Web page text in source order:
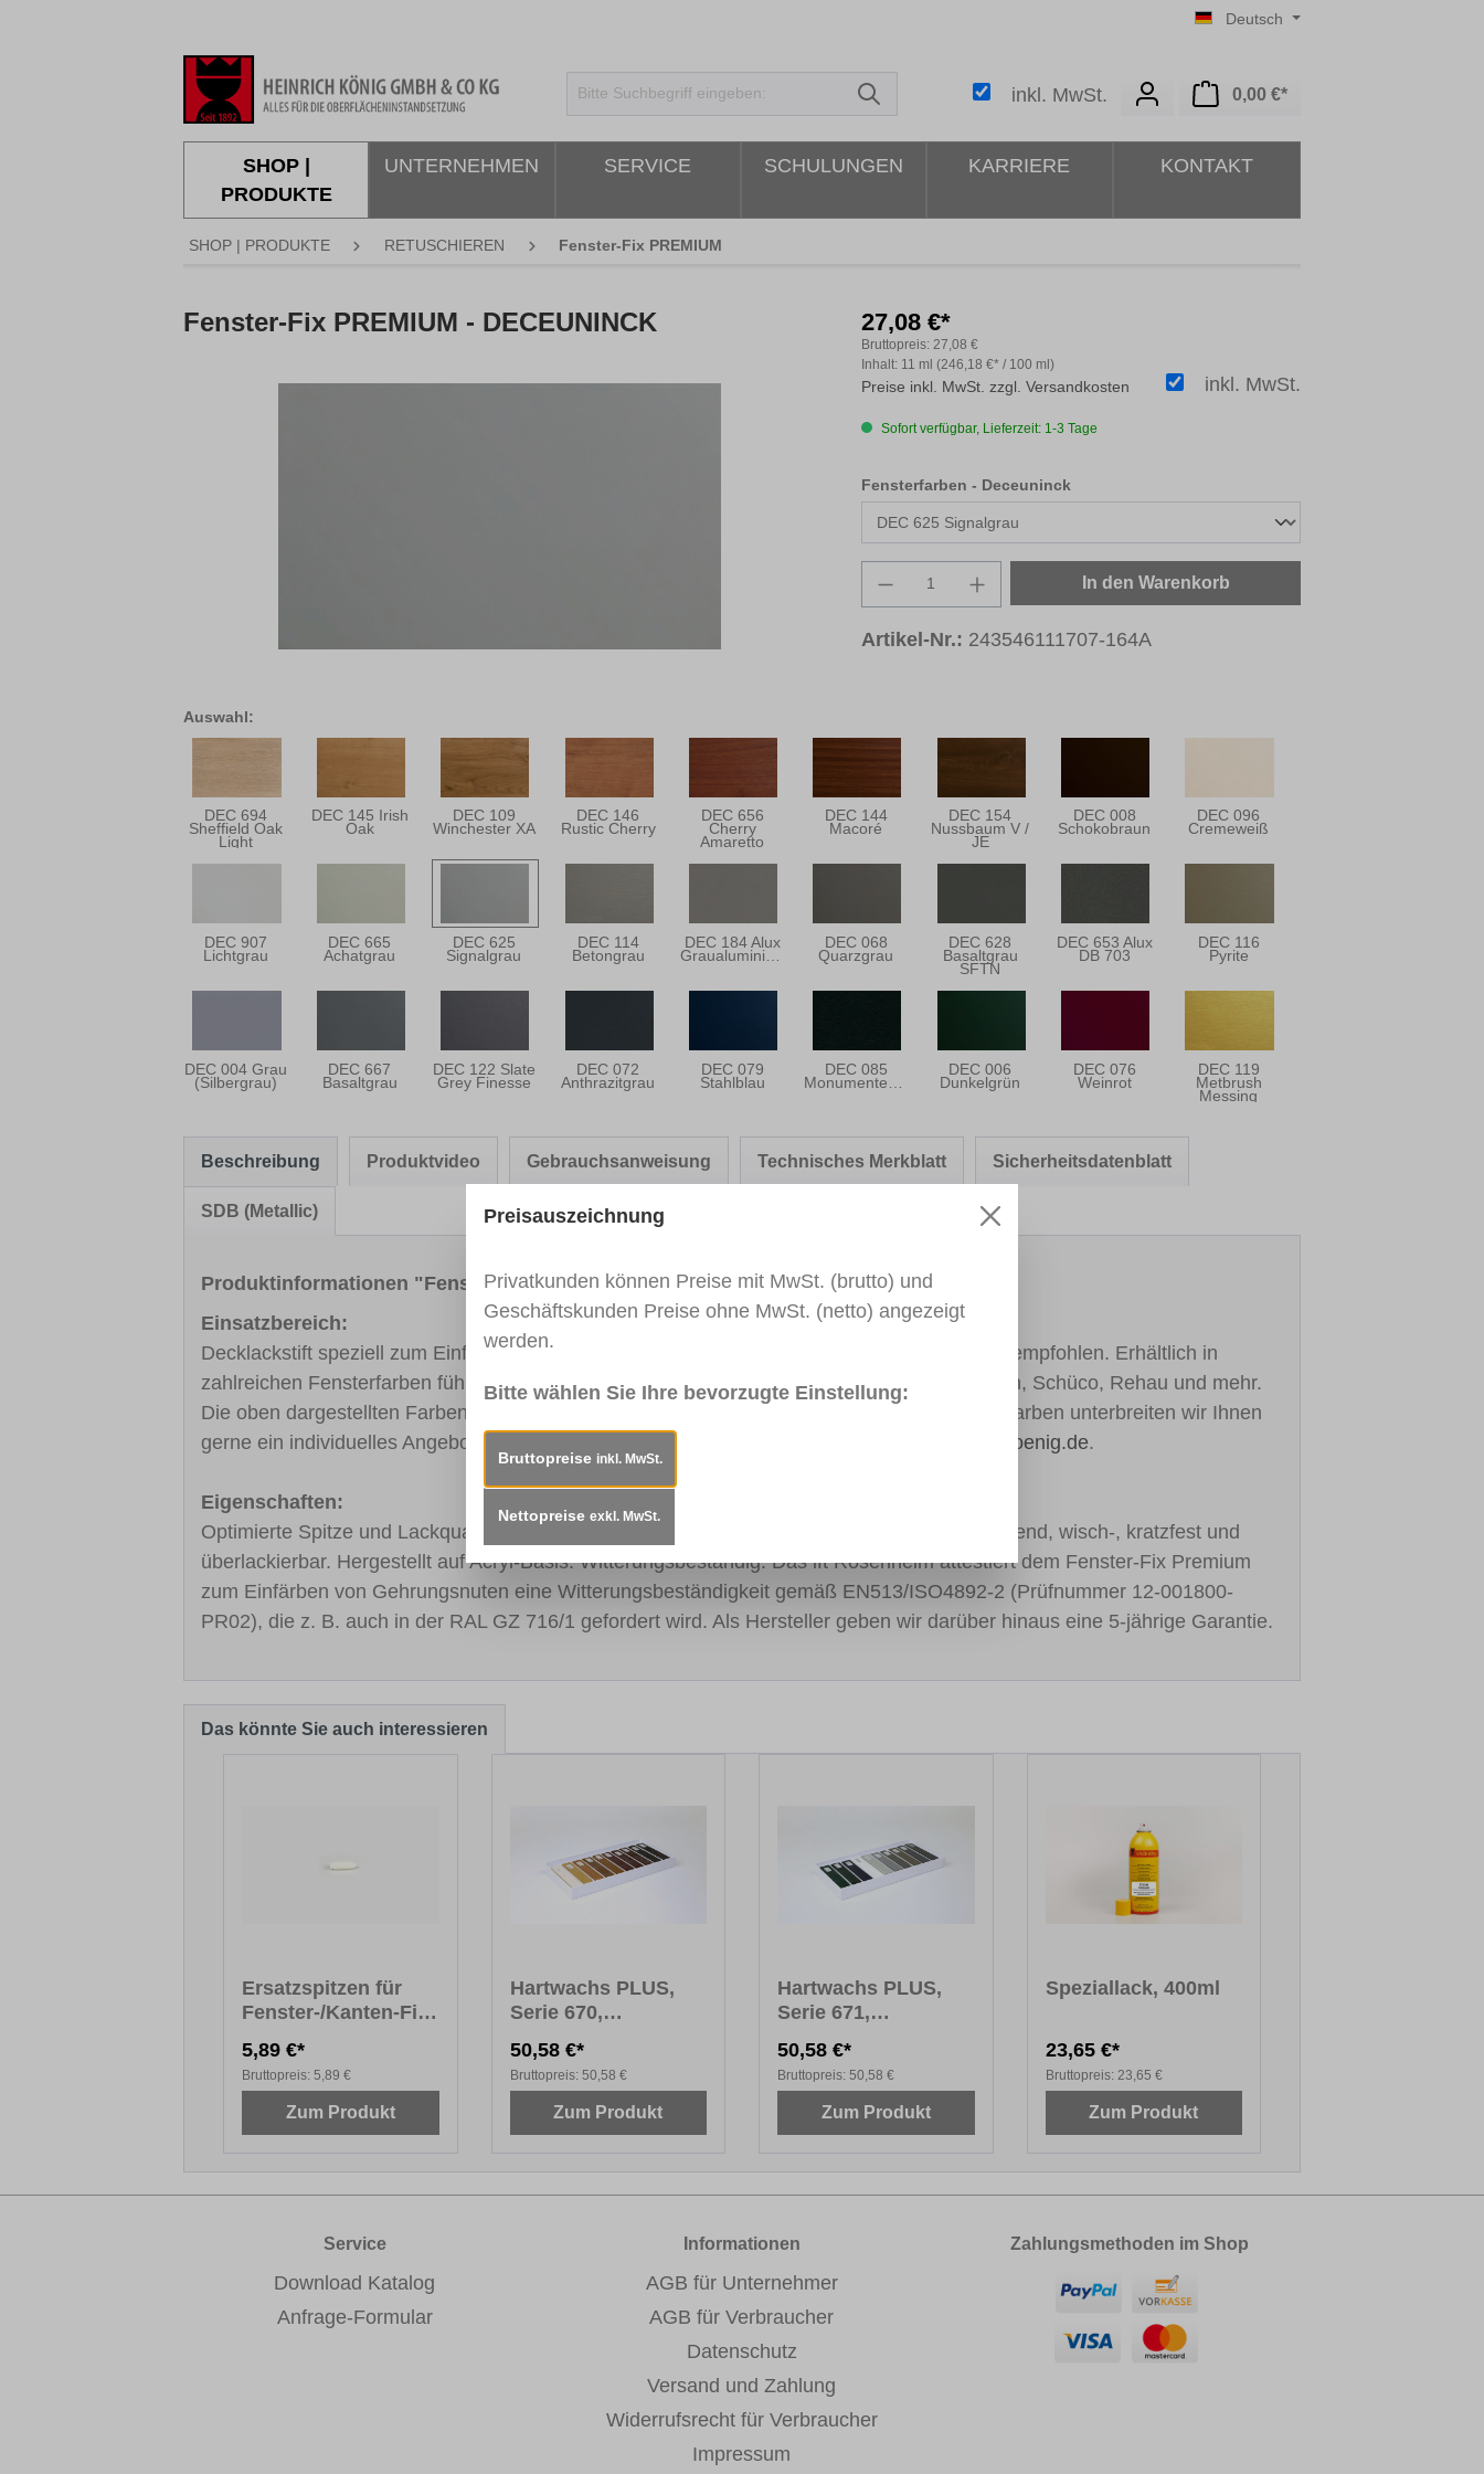
Deutsch
inkl. MwSt. 0,00 €*Warenkorb enthält 0
SHOP |
PRODUKTE
UNTERNEHMEN SERVICE SCHULUNGEN KARRIERE KONTAKT
SHOP | PRODUKTE RETUSCHIEREN Fenster-Fix PREMIUM
Fenster-Fix PREMIUM - DECEUNINCK
Auswahl:
DEC 694
Sheffield Oak
Light
DEC 145 Irish
Oak
DEC 109
Winchester XA
DEC 146
Rustic Cherry
DEC 656
Cherry
Amaretto
DEC 144
Macoré
DEC 154
Nussbaum V /
JE
DEC 008
Schokobraun
DEC 096
Cremeweiß
DEC 907
Lichtgrau
DEC 665
Achatgrau
DEC 625
Signalgrau
DEC 114
Betongrau
DEC 184 Alux DEC 068
Quarzgrau
DEC 628
Basaltgrau
SFTN
DEC 653 Alux
DB 703
DEC 116
Pyrite
DEC 004 Grau
(Silbergrau)
DEC 667
Basaltgrau
DEC 122 Slate
Grey Finesse
DEC 072
Anthrazitgrau
DEC 079
Stahlblau
DEC 085 DEC 006
Dunkelgrün
DEC 076
Weinrot
DEC 119
Metbrush
Messing
27,08 €*
Inhalt: 11 ml (246,18 €* / 100 ml)
Bruttopreis: 27,08 €
inkl. MwSt.
Preise inkl. MwSt. zzgl. Versandkosten
Sofort verfügbar, Lieferzeit: 1-3 Tage
Fensterfarben - Deceuninckauswählen
Produkt Anzahl: Gib den gewünschten Wert ein
In den Warenkorb
Artikel-Nr.: 243546111707-164A
Beschreibung Produktvideo Gebrauchsanweisung Technisches Merkblatt Sicherheitsdatenblatt
SDB (Metallic)
Produktinformationen "Fenster-Fix PREMIUM - DECEUNINCK"
Einsatzbereich:
Decklackstift speziell zum Einfärben von Gehrungsnuten. Für den Innen- und Außenbereich empfohlen. Erhältlich in
zahlreichen Fensterfarben führender Hersteller wie bspw. Renolit, Cova, Hornschuch, Gealan, Schüco, Rehau und mehr.
Die oben dargestellten Farben sind sofort lagernd und als Einzelstift verfügbar. Für weitere Farben unterbreiten wir Ihnen
gerne ein individuelles Angebot. Schicken Sie uns dazu Ihre Anfrage an:
vertrieb@heinrich-koenig.de.
Eigenschaften:
Optimierte Spitze und Lackqualität sorgen für einen kontinuierlichen Lackfluss. Schnelltrocknend, wisch-, kratzfest und
überlackierbar. Hergestellt auf Acryl-Basis. Witterungsbeständig: Das ift Rosenheim attestiert dem Fenster-Fix Premium
zum Einfärben von Gehrungsnuten eine Witterungsbeständigkeit gemäß EN513/ISO4892-2 (Prüfnummer 12-001800-
PR02), die z. B. auch in der RAL GZ 716/1 gefordert wird. Als Hersteller geben wir darüber hinaus eine 5-jährige Garantie.
Das könnte Sie auch interessieren
Ersatzspitzen für
Fenster-/Kanten-Fix
5,89 €*
Bruttopreis: 5,89 €
Zum Produkt
Hartwachs PLUS,
Serie 670,
10 x 8 cm
50,58 €*
Bruttopreis: 50,58 €
Zum Produkt
Hartwachs PLUS,
Serie 671,
10 x 8 cm
50,58 €*
Bruttopreis: 50,58 €
Zum Produkt
Speziallack, 400ml
23,65 €*
Bruttopreis: 23,65 €
Zum Produkt
Service
Download Katalog
Anfrage-Formular
Informationen
AGB für Unternehmer
AGB für Verbraucher
Datenschutz
Versand und Zahlung
Widerrufsrecht für Verbraucher
Impressum
Zahlungsmethoden im Shop
Preisauszeichnung
Privatkunden können Preise mit MwSt. (brutto) und
Geschäftskunden Preise ohne MwSt. (netto) angezeigt
werden.
Bitte wählen Sie Ihre bevorzugte Einstellung:
Bruttopreise inkl. MwSt.
Nettopreise exkl. MwSt.